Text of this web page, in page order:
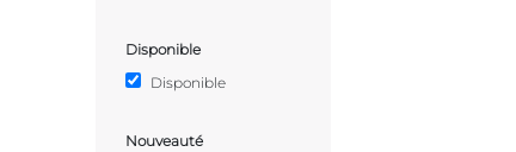
Disponible
Disponible
Nouveauté